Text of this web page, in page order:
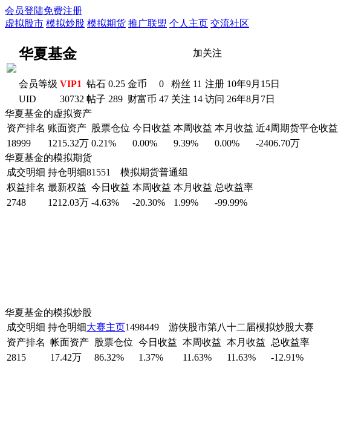
会员登陆免费注册
虚拟股市 模拟炒股 模拟期货 推广联盟 个人主页 交流社区
华夏基金 加关注
会员等级 VIP1 钻石 0.25 金币 0 粉丝 11 注册 10年9月15日
UID
30732 帖子 289 财富币 47 关注 14 访问 26年8月7日
华夏基金的虚拟资产
资产排名 账面资产 股票仓位 今日收益 本周收益 本月收益 近4周期货平仓收益
18999
1215.32万 0.21% 0.00% 9.39% 0.00%
-2406.70万
华夏基金的模拟期货
成交明细 持仓明细81551 模拟期货普通组
权益排名 最新权益 今日收益 本周收益 本月收益 总收益率
2748
1212.03万 -4.63% -20.30% 1.99% -99.99%
华夏基金的模拟炒股
成交明细 持仓明细大赛主页1498449 游侠股市第八十二届模拟炒股大赛
资产排名 帐面资产 股票仓位 今日收益 本周收益 本月收益
总收益率
2815
17.42万 86.32% 1.37% 11.63% 11.63% -12.91%